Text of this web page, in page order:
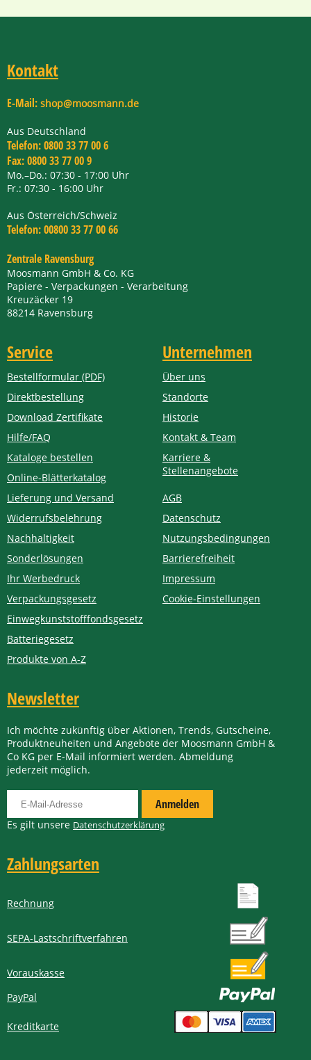
Kontakt
E-Mail: shop@moosmann.de
Aus Deutschland
Telefon:0800 33 77 00 6
Fax:0800 33 77 00 9
Mo.–Do.: 07:30 - 17:00 Uhr
Fr.: 07:30 - 16:00 Uhr
Aus Österreich/Schweiz
Telefon:00800 33 77 00 66
Zentrale Ravensburg
Moosmann GmbH & Co. KG
Papiere - Verpackungen - Verarbeitung
Kreuzäcker 19
88214 Ravensburg
Service
Bestellformular (PDF)
Direktbestellung
Download Zertifikate
Hilfe/FAQ
Kataloge bestellen
Online-Blätterkatalog
Lieferung und Versand
Widerrufsbelehrung
Nachhaltigkeit
Sonderlösungen
Ihr Werbedruck
Verpackungsgesetz
Einwegkunststofffondsgesetz
Batteriegesetz
Produkte von A-Z
Unternehmen
Über uns
Standorte
Historie
Kontakt & Team
Karriere &
Stellenangebote
AGB
Datenschutz
Nutzungsbedingungen
Barrierefreiheit
Impressum
Cookie-Einstellungen
Newsletter
Ich möchte zukünftig über Aktionen, Trends, Gutscheine,
Produktneuheiten und Angebote der Moosmann GmbH &
Co KG per E-Mail informiert werden. Abmeldung
jederzeit möglich.
Anmelden
Es gilt unsere Datenschutzerklärung
Zahlungsarten
Rechnung
SEPA-Lastschriftverfahren
Vorauskasse
PayPal
Kreditkarte